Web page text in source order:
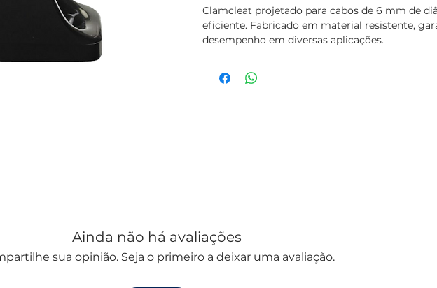
Clamcleat projetado para cabos de 6 mm de
eficiente. Fabricado em material resistente,
desempenho em diversas aplicações.
Ainda não há avaliações
sua opinião. Seja o primeiro a deixar uma avaliação.